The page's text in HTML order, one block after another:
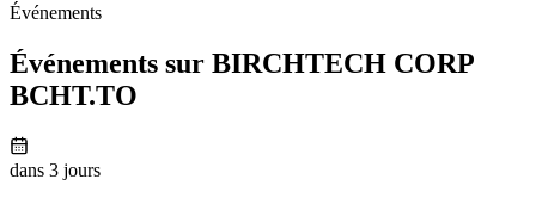
Événements
Événements sur BIRCHTECH CORP
BCHT.TO
dans 3 jours